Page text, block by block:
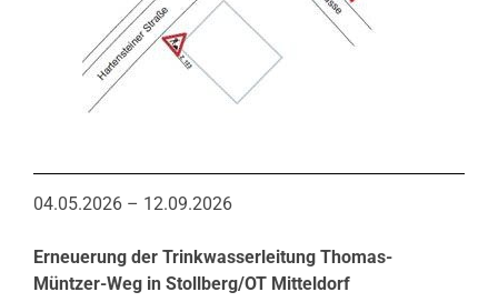
04.05.2026 – 12.09.2026
Erneuerung der Trinkwasserleitung Thomas-
Müntzer-Weg in Stollberg/OT Mitteldorf